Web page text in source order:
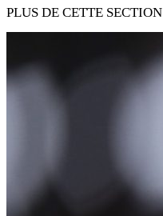
PLUS DE CETTE SECTION